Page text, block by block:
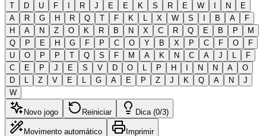
T
D U F I R J E E K S R E W I N
E
A
R G H R Q T F K L X W S I B A
F
H
A N Z O K R B N X C R Q E B P
M
Q
P E H G F P C O Y B X P C F O
F
U
O P P T Q S F M A K N C A J L
F
C
E P J E S V D O L P H I N N A
O
D
L Z V E L G A E P Z J K Q A N
J
W
Novo jogo Reiniciar Dica (0/3)
Movimento automático Imprimir